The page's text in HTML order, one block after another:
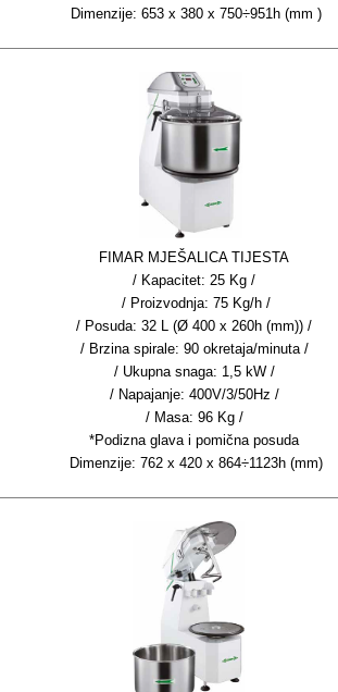
Dimenzije: 653 x 380 x 750÷951h (mm )
FIMAR MJEŠALICA TIJESTA
/ Kapacitet: 25 Kg /
/ Proizvodnja: 75 Kg/h /
/ Posuda: 32 L (Ø 400 x 260h (mm)) /
/ Brzina spirale: 90 okretaja/minuta /
/ Ukupna snaga: 1,5 kW /
/ Napajanje: 400V/3/50Hz /
/ Masa: 96 Kg /
*Podizna glava i pomična posuda
Dimenzije: 762 x 420 x 864÷1123h (mm)